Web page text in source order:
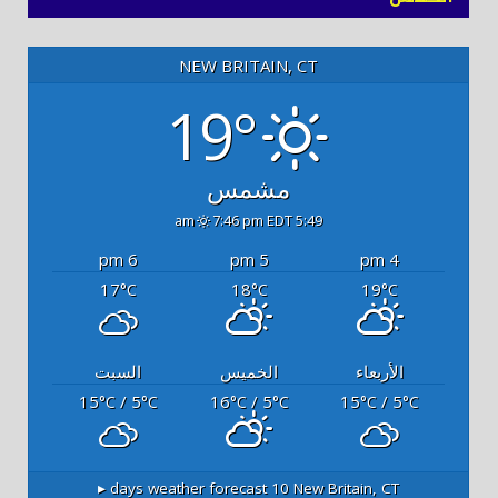
NEW BRITAIN, CT
19°
مشمس
5:49 am
7:46 pm EDT
4 pm
5 pm
6 pm
19°C
18°C
17°C
الأربعاء الخميس
السبت
15°C / 5°C
16°C/ 5°C
15°C/ 5°C
New Britain, CT